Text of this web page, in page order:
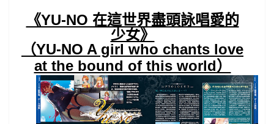
《YU-NO 在這世界盡頭詠唱愛的
少女》
（YU-NO A girl who chants love
at the bound of this world）